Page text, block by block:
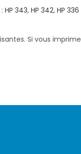
HP 343, HP 342, HP 336
Si vous